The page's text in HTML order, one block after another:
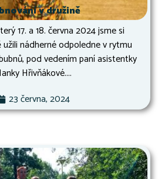
v družině
17. a 18. června 2024 jsme si
nádherné odpoledne v rytmu
pod vedením paní asistentky
Hřivňákové....
23 června, 2024